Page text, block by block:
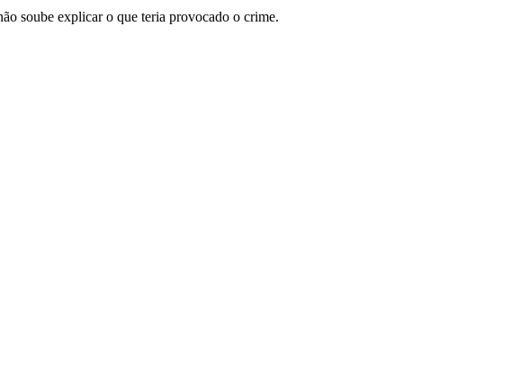
soube explicar o que teria provocado o crime.